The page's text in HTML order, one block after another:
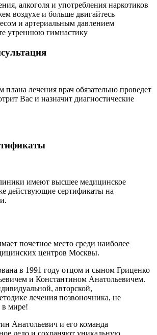
алкоголя и употребления наркотиков
воздухе и больше двигайтесь
и артериальным давлением
утреннюю гимнастику
плана лечения врач обязательно проведет
Вас и назначит диагностические
имеют высшее медицинское
действующие сертификаты на
почетное место среди наиболее
центров Москвы.
в 1991 году отцом и сыном Гриценко
и Константином Анатольевичем.
авторской,
лечения позвоночника, не
мире!
Анатольевич и его команда
дело и сохраняют уникальную